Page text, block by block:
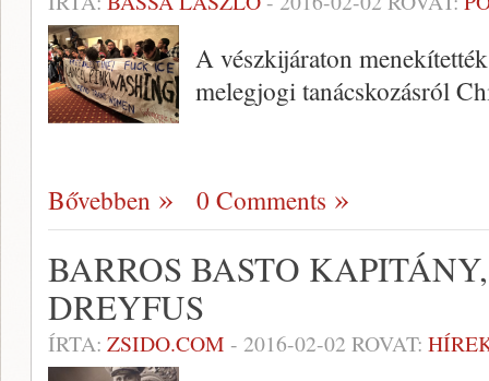
A vészkijáraton
melegjogi tanácskozásról
Bővebben 0 Comments
BARROS BASTO
DREYFUS
ÍRTA: ZSIDO.COM - 2016-02-02 ROVAT: